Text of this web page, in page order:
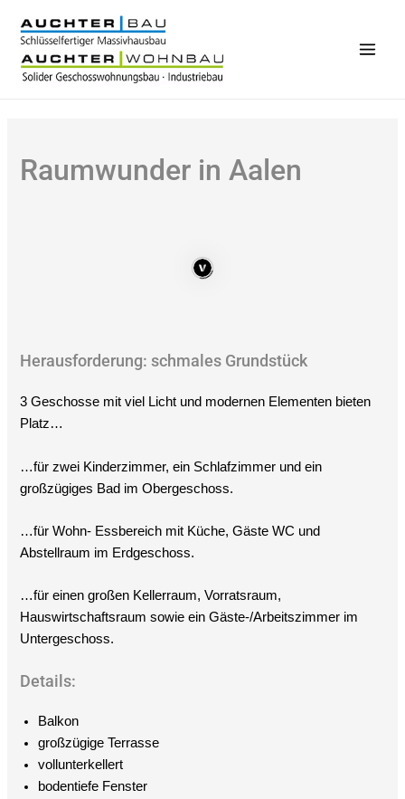
Inhalt
springen
Raumwunder in Aalen
Herausforderung: schmales Grundstück
3 Geschosse mit viel Licht und modernen Elementen bieten
Platz…
…für zwei Kinderzimmer, ein Schlafzimmer und ein
großzügiges Bad im Obergeschoss.
…für Wohn- Essbereich mit Küche, Gäste WC und
Abstellraum im Erdgeschoss.
…für einen großen Kellerraum, Vorratsraum,
Hauswirtschaftsraum sowie ein Gäste-/Arbeitszimmer im
Untergeschoss.
Details:
Balkon
großzügige Terrasse
vollunterkellert
bodentiefe Fenster